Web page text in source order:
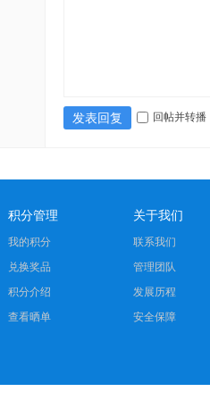
发表回复 回帖并转播
积分管理
我的积分
兑换奖品
积分介绍
查看晒单
关于我们
联系我们
管理团队
发展历程
安全保障